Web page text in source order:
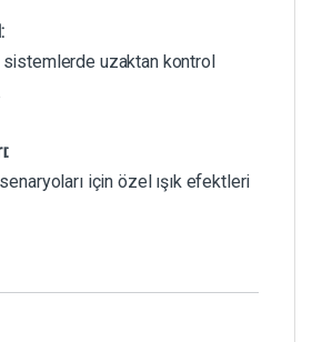
uzaktan kontrol
için özel ışık efektleri